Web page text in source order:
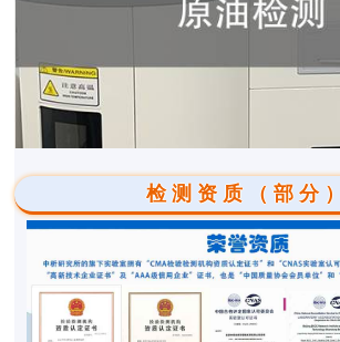
检测资质（部分）